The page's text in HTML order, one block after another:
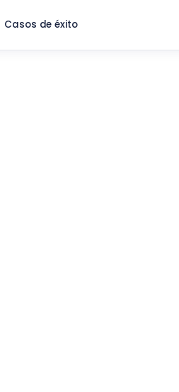
Casos de éxito